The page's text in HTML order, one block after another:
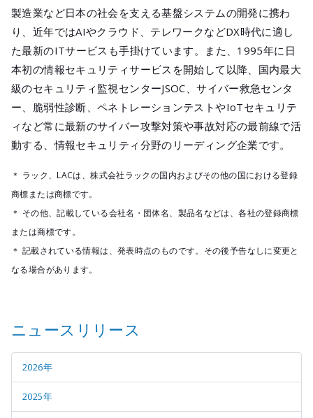
製造業など日本の社会を支える基盤システムの開発に携わ
り、近年ではAIやクラウド、テレワークなどDX時代に適し
た最新のITサービスも手掛けています。また、1995年に日
本初の情報セキュリティサービスを開始して以降、国内最大
級のセキュリティ監視センターJSOC、サイバー救急センタ
ー、脆弱性診断、ペネトレーションテストやIoTセキュリテ
ィなど常に最新のサイバー攻撃対策や事故対応の最前線で活
動する、情報セキュリティ分野のリーディング企業です。
＊ ラック、LACは、株式会社ラックの国内およびその他の国における登録
商標または商標です。
＊ その他、記載している会社名・団体名、製品名などは、各社の登録商標
または商標です。
＊ 記載されている情報は、発表時点のものです。その後予告なしに変更と
なる場合があります。
ニュースリリース
2026年
2025年